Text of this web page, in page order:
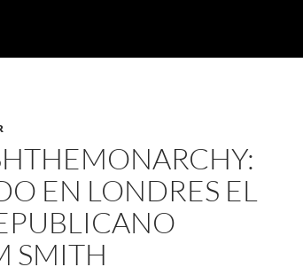
EN LONDRES EL
SMITH